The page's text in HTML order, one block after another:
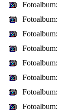
Fotoalbum:
Fotoalbum:
Fotoalbum:
Fotoalbum:
Fotoalbum:
Fotoalbum:
Fotoalbum:
Fotoalbum: